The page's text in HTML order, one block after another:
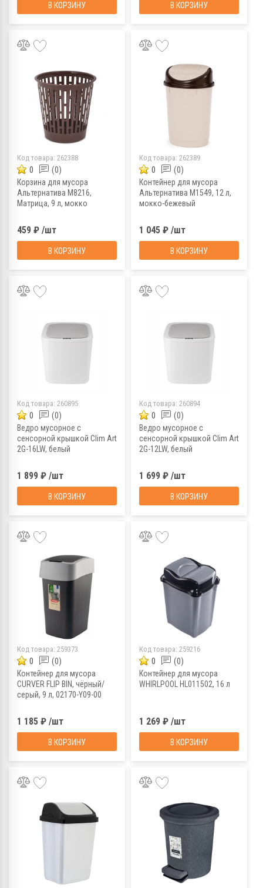
В КОРЗИНУ В КОРЗИНУ
Код товара: 262388
0 (0)
Корзина для мусора
Альтернатива М8216,
Матрица, 9 л, мокко
459 ₽ /шт
В КОРЗИНУ
Код товара: 262389
0 (0)
Контейнер для мусора
Альтернатива М1549, 12 л,
мокко-бежевый
1 045 ₽ /шт
В КОРЗИНУ
Код товара: 260895
0 (0)
Ведро мусорное с
сенсорной крышкой Clim Art
2G-16LW, белый
1 899 ₽ /шт
В КОРЗИНУ
Код товара: 260894
0 (0)
Ведро мусорное с
сенсорной крышкой Clim Art
2G-12LW, белый
1 699 ₽ /шт
В КОРЗИНУ
Код товара: 259373
0 (0)
Контейнер для мусора
CURVER FLIP BIN, чёрный/
серый, 9 л, 02170-Y09-00
1 185 ₽ /шт
В КОРЗИНУ
Код товара: 259216
0 (0)
Контейнер для мусора
WHIRLPOOL HL011502, 16 л
1 269 ₽ /шт
В КОРЗИНУ